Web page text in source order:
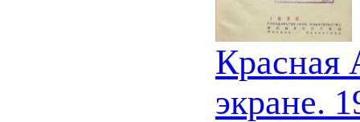
Красная
экране.